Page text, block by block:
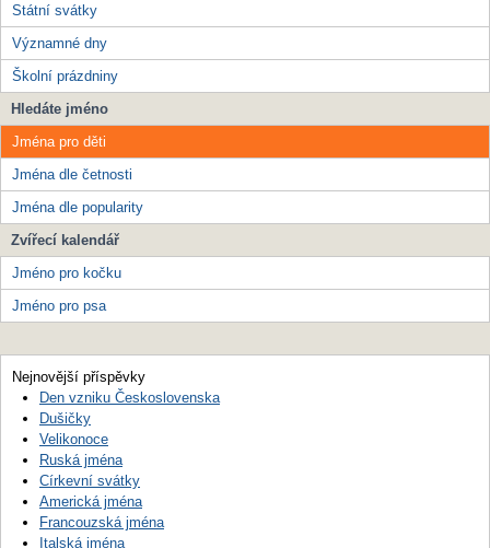
Státní svátky
Významné dny
Školní prázdniny
Hledáte jméno
Jména pro děti
Jména dle četnosti
Jména dle popularity
Zvířecí kalendář
Jméno pro kočku
Jméno pro psa
Nejnovější příspěvky
Den vzniku Československa
Dušičky
Velikonoce
Ruská jména
Církevní svátky
Americká jména
Francouzská jména
Italská jména